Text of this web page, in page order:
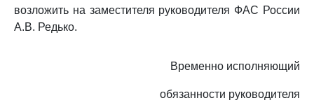
возложить на заместителя руководителя ФАС России
А.В. Редько.
Временно исполняющий
обязанности руководителя